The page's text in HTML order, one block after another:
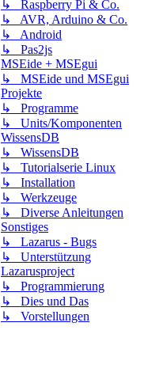
↳ Raspberry Pi & Co.
↳ AVR, Arduino & Co.
↳ Android
↳ Pas2js
MSEide + MSEgui
↳ MSEide und MSEgui
Projekte
↳ Programme
↳ Units/Komponenten
WissensDB
↳ WissensDB
↳ Tutorialserie Linux
↳ Installation
↳ Werkzeuge
↳ Diverse Anleitungen
Sonstiges
↳ Lazarus - Bugs
↳ Unterstützung
Lazarusproject
↳ Programmierung
↳ Dies und Das
↳ Vorstellungen